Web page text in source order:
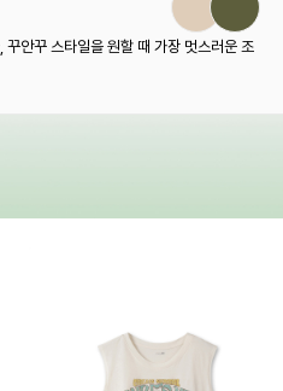
안꾸 스타일을 원할 때 가장 멋스러운 조